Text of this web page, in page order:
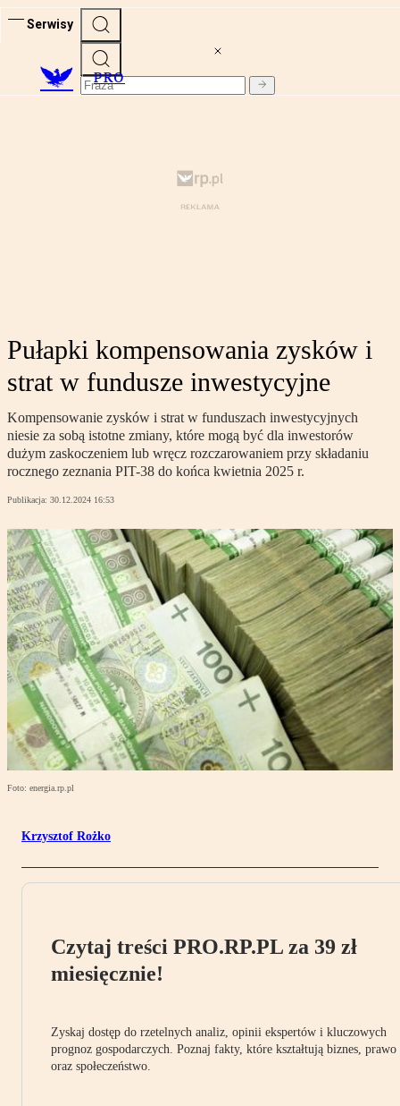
Serwisy
PRO
Pułapki kompensowania zysków i
strat w fundusze inwestycyjne
Kompensowanie zysków i strat w funduszach inwestycyjnych
niesie za sobą istotne zmiany, które mogą być dla inwestorów
dużym zaskoczeniem lub wręcz rozczarowaniem przy składaniu
rocznego zeznania PIT-38 do końca kwietnia 2025 r.
Publikacja: 30.12.2024 16:53
Foto: energia.rp.pl
Krzysztof Rożko
Czytaj treści PRO.RP.PL za 39 zł
miesięcznie!
Zyskaj dostęp do rzetelnych analiz, opinii ekspertów i kluczowych
prognoz gospodarczych. Poznaj fakty, które kształtują biznes, prawo
oraz społeczeństwo.